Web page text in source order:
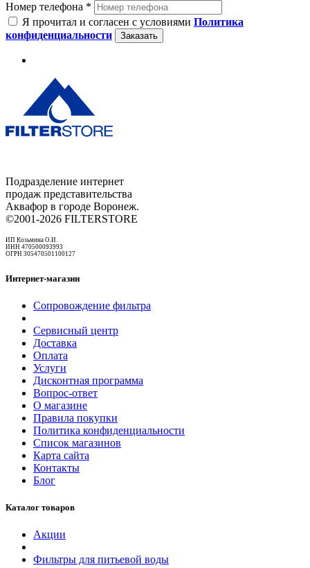
Номер телефона *
Я прочитал и согласен с условиями Политика
конфиденциальности
Заказать
Подразделение интернет
продаж представительства
Аквафор в городе Воронеж.
©2001-2026 FILTERSTORE
ИП Козьмина О.И.
ИНН 470500093993
ОГРН 305470501100127
Интернет-магазин
Сопровождение фильтра
Сервисный центр
Доставка
Оплата
Услуги
Дисконтная программа
Вопрос-ответ
О магазине
Правила покупки
Политика конфиденциальности
Список магазинов
Карта сайта
Контакты
Блог
Каталог товаров
Акции
Фильтры для питьевой воды